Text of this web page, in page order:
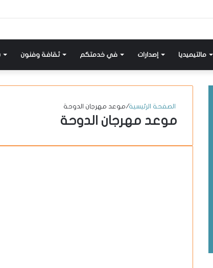
ثقافة وفنون في خدمتكم إصدارات مالتيميديا
الصفحة الرئيسية/موعد مهرجان الدوحة
موعد مهرجان الدوحة